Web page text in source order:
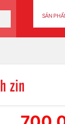
SẢN
zin